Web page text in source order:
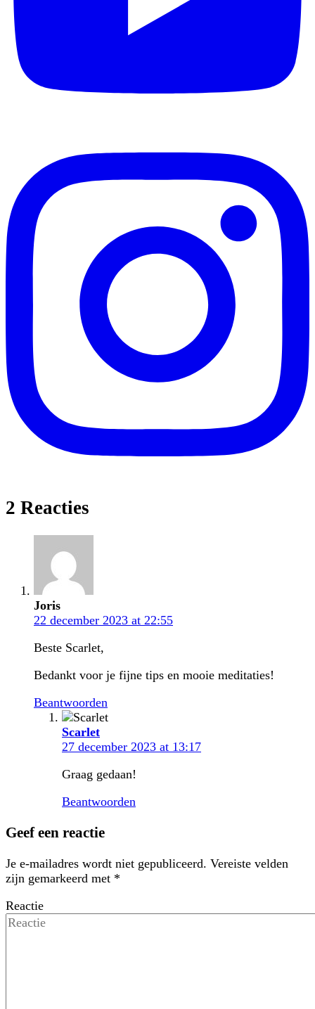
2 Reacties
Joris
22 december 2023 at 22:55
Beste Scarlet,
Bedankt voor je fijne tips en mooie meditaties!
Beantwoorden
Scarlet
27 december 2023 at 13:17
Graag gedaan!
Beantwoorden
Geef een reactie
Je e-mailadres wordt niet gepubliceerd. Vereiste velden
zijn gemarkeerd met *
Reactie